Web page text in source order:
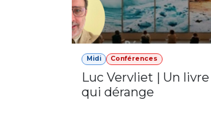
Midi Conférences
Luc Vervliet | Un livre
qui dérange